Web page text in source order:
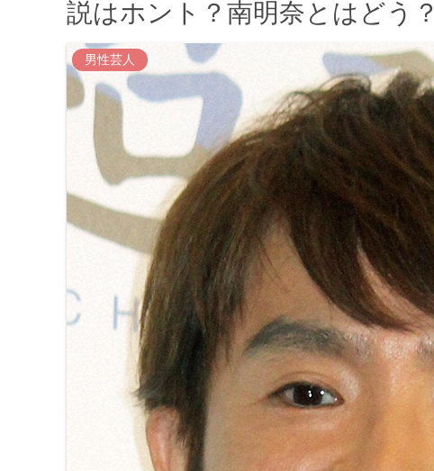
説はホント？南明奈とはどう？
男性芸人